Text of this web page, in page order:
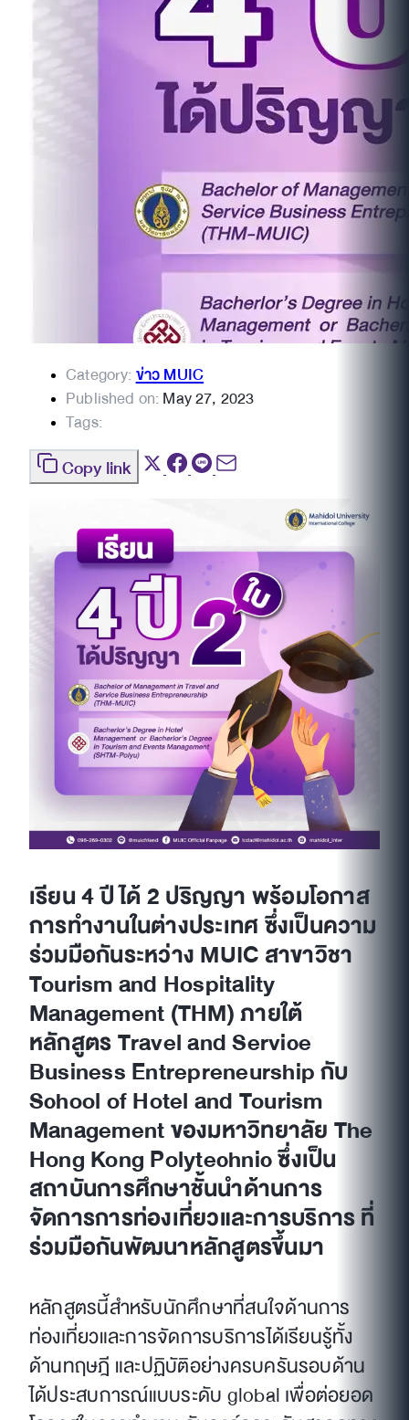
Category:ข่าว MUIC
Published on:May 27, 2023
Tags:
Copy link
เรียน 4 ปี ได้ 2 ปริญญา พร้อมโอกาส
การทำงานในต่างประเทศ ซึ่งเป็นความ
ร่วมมือกันระหว่าง MUIC สาขาวิชา
Tourism and Hospitality
Management (THM) ภายใต้
หลักสูตร Travel and Service
Business Entrepreneurship กับ
School of Hotel and Tourism
Management ของมหาวิทยาลัย The
Hong Kong Polytechnic ซึ่งเป็น
สถาบันการศึกษาชั้นนำด้านการ
จัดการการท่องเที่ยวและการบริการ ที่
ร่วมมือกันพัฒนาหลักสูตรขึ้นมา
หลักสูตรนี้สำหรับนักศึกษาที่สนใจด้านการ
ท่องเที่ยวและการจัดการบริการได้เรียนรู้ทั้ง
ด้านทฤษฎี และปฏิบัติอย่างครบครันรอบด้าน
ได้ประสบการณ์แบบระดับ global เพื่อต่อยอด